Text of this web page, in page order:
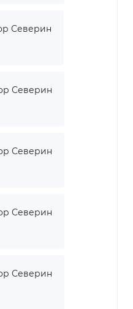
Северин
Северин
Северин
Северин
Северин